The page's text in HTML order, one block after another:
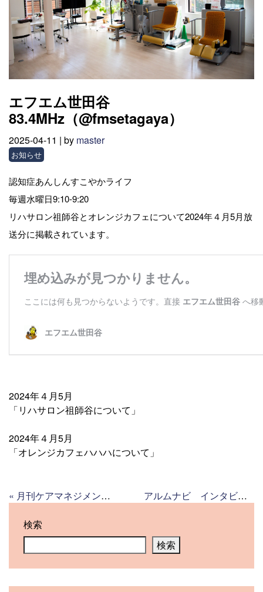
エフエム世田谷
83.4MHz（@fmsetagaya）
2025-04-11 | by master
お知らせ
認知症あんしんすこやかライフ
毎週水曜日9:10-9:20
リハサロン祖師谷とオレンジカフェについて2024年４月5月放
送分に掲載されています。
2024年４月5月
「リハサロン祖師谷について」
2024年４月5月
「オレンジカフェハハハについて」
« 月刊ケアマネジメント4月号に掲載されました アルムナビ インタビュー
検索
検索